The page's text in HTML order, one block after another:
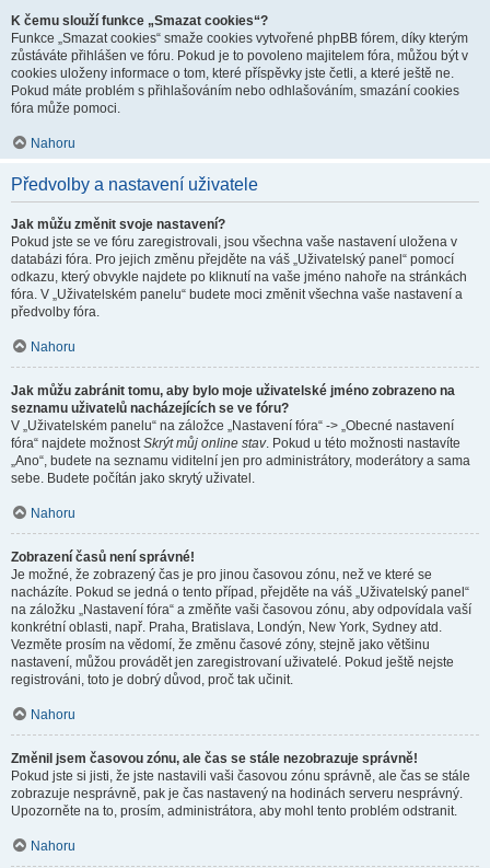
K čemu slouží funkce „Smazat cookies“?
Funkce „Smazat cookies“ smaže cookies vytvořené phpBB fórem, díky kterým
zůstáváte přihlášen ve fóru. Pokud je to povoleno majitelem fóra, můžou být v
cookies uloženy informace o tom, které příspěvky jste četli, a které ještě ne.
Pokud máte problém s přihlašováním nebo odhlašováním, smazání cookies
fóra může pomoci.
Nahoru
Předvolby a nastavení uživatele
Jak můžu změnit svoje nastavení?
Pokud jste se ve fóru zaregistrovali, jsou všechna vaše nastavení uložena v
databázi fóra. Pro jejich změnu přejděte na váš „Uživatelský panel“ pomocí
odkazu, který obvykle najdete po kliknutí na vaše jméno nahoře na stránkách
fóra. V „Uživatelském panelu“ budete moci změnit všechna vaše nastavení a
předvolby fóra.
Nahoru
Jak můžu zabránit tomu, aby bylo moje uživatelské jméno zobrazeno na
seznamu uživatelů nacházejících se ve fóru?
V „Uživatelském panelu“ na záložce „Nastavení fóra“ -> „Obecné nastavení
fóra“ najdete možnostSkrýt můj online stav. Pokud u této možnosti nastavíte
„Ano“, budete na seznamu viditelní jen pro administrátory, moderátory a sama
sebe. Budete počítán jako skrytý uživatel.
Nahoru
Zobrazení časů není správné!
Je možné, že zobrazený čas je pro jinou časovou zónu, než ve které se
nacházíte. Pokud se jedná o tento případ, přejděte na váš „Uživatelský panel“
na záložku „Nastavení fóra“ a změňte vaši časovou zónu, aby odpovídala vaší
konkrétní oblasti, např. Praha, Bratislava, Londýn, New York, Sydney atd.
Vezměte prosím na vědomí, že změnu časové zóny, stejně jako většinu
nastavení, můžou provádět jen zaregistrovaní uživatelé. Pokud ještě nejste
registrováni, toto je dobrý důvod, proč tak učinit.
Nahoru
Změnil jsem časovou zónu, ale čas se stále nezobrazuje správně!
Pokud jste si jisti, že jste nastavili vaši časovou zónu správně, ale čas se stále
zobrazuje nesprávně, pak je čas nastavený na hodinách serveru nesprávný.
Upozorněte na to, prosím, administrátora, aby mohl tento problém odstranit.
Nahoru